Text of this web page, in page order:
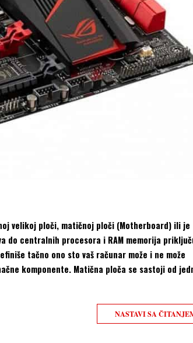
velikoj ploči, matičnoj ploči (Motherboard) ili je
do centralnih procesora i RAM memorija
tačno ono sto vaš računar može i ne može
komponente. Matična ploča se sastoji od
NASTAVI SA